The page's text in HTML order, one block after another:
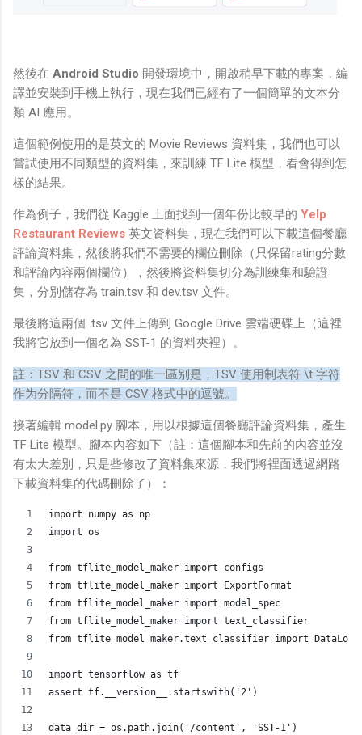
然後在 Android Studio 開發環境中，開啟稍早下載的專案，編
譯並安裝到手機上執行，現在我們已經有了一個簡單的文本分
類 AI 應用。
這個範例使用的是英文的 Movie Reviews 資料集，我們也可以
嘗試使用不同類型的資料集，來訓練 TF Lite 模型，看會得到怎
樣的結果。
作為例子，我們從 Kaggle 上面找到一個年份比較早的 Yelp
Restaurant Reviews 英文資料集，現在我們可以下載這個餐廳
評論資料集，然後將我們不需要的欄位刪除（只保留rating分數
和評論內容兩個欄位），然後將資料集切分為訓練集和驗證
集，分別儲存為 train.tsv 和 dev.tsv 文件。
最後將這兩個 .tsv 文件上傳到 Google Drive 雲端硬碟上（這裡
我將它放到一個名為 SST-1 的資料夾裡）。
註：TSV 和 CSV 之間的唯一區别是，TSV 使用制表符 \t 字符
作为分隔符，而不是 CSV 格式中的逗號。
接著編輯 model.py 腳本，用以根據這個餐廳評論資料集，產生
TF Lite 模型。腳本內容如下（註：這個腳本和先前的內容並沒
有太大差別，只是些修改了資料集來源，我們將裡面透過網路
下載資料集的代碼刪除了）：
import numpy as np
import os
from tflite_model_maker import configs
from tflite_model_maker import ExportFormat
from tflite_model_maker import model_spec
from tflite_model_maker import text_classifier
from tflite_model_maker.text_classifier import
import tensorflow as tf
assert tf.__version__.startswith('2')
data_dir = os.path.join('/content', 'SST-1')